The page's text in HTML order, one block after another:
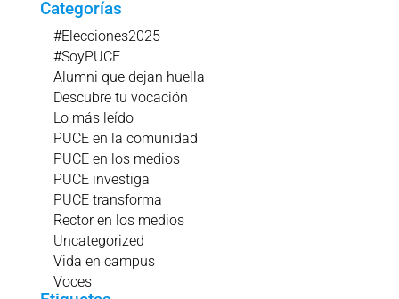
Categorías
#Elecciones2025
#SoyPUCE
Alumni que dejan huella
Descubre tu vocación
Lo más leído
PUCE en la comunidad
PUCE en los medios
PUCE investiga
PUCE transforma
Rector en los medios
Uncategorized
Vida en campus
Voces